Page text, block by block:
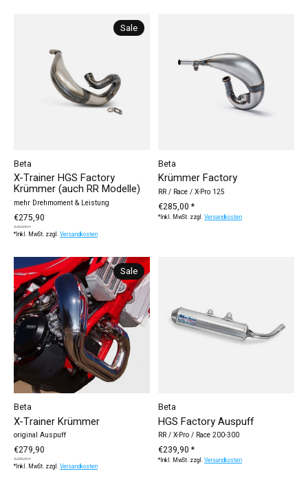
Sale
Beta
X-Trainer HGS Factory
Krümmer (auch RR Modelle)
mehr Drehmoment & Leistung
€275,90
€292,90 *
*Inkl. MwSt. zzgl.Versandkosten
Beta
Krümmer Factory
RR / Race / X-Pro 125
€285,00 *
*Inkl. MwSt. zzgl.Versandkosten
Sale
Beta
X-Trainer Krümmer
original Auspuff
€279,90
€295,90 *
*Inkl. MwSt. zzgl.Versandkosten
Beta
HGS Factory Auspuff
RR / X-Pro / Race 200-300
€239,90 *
*Inkl. MwSt. zzgl.Versandkosten